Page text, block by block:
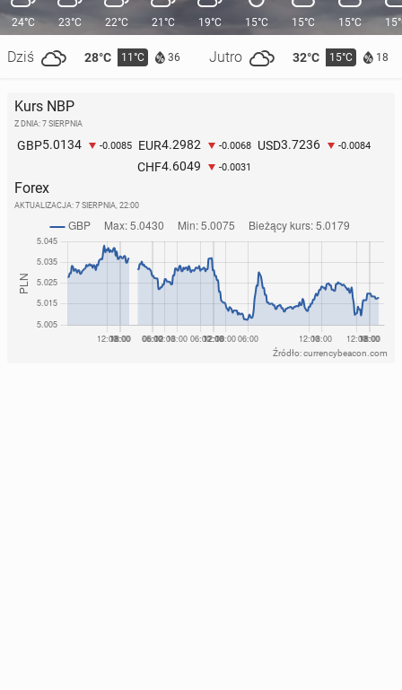
24°C
Dziś 28°C 11°C 36 Jutro 32°C 15°C 18
23°C 22°C 21°C 19°C 15°C 15°C 15°C
Kurs NBP
Z DNIA: 7 SIERPNIA
GBP5.0134 -0.0085 EUR4.2982 -0.0068 USD3.7236 -0.0084
CHF4.6049 -0.0031
Forex
AKTUALIZACJA: 7 SIERPNIA, 22:00
Źródło: currencybeacon.com